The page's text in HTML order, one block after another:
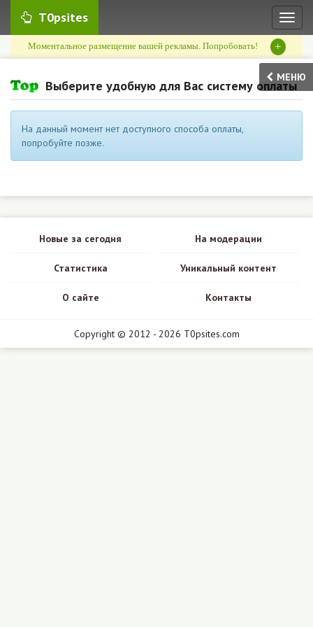
T0psites
Моментальное размещение вашей рекламы. Попробовать! +
МЕНЮ
Выберите удобную для Вас систему оплаты
На данный момент нет доступного способа оплаты,
попробуйте позже.
Новые за сегодня На модерации
Статистика Уникальный контент
О сайте Контакты
Copyright © 2012 - 2026 T0psites.com